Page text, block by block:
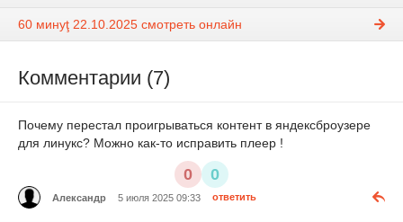
60 минуţ 22.10.2025 смотреть онлайн
Комментарии (7)
Почему перестал проигрываться контент в яндексброузере
для линукс? Можно как-то исправить плеер !
0 0
Александр 5 июля 2025 09:33 ответить